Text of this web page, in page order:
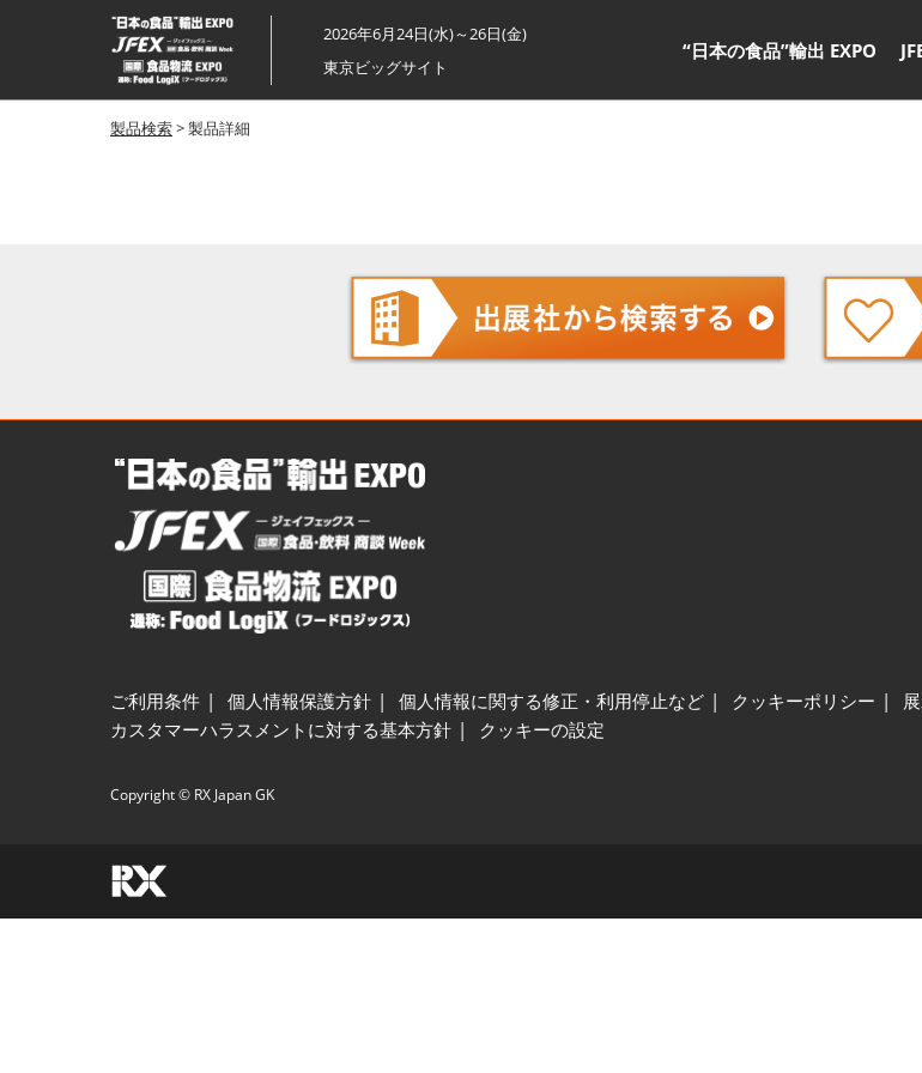
ス
キ
ッ
プ
し
2026年6月24日(水)～26日(金)
東京ビッグサイト
“日本の食品”輸出 EXPO
製品検索> 製品詳細
ご利用条件 個人情報保護方針 個人情報に関する修正・利用停止など クッキーポリシー
カスタマーハラスメントに対する基本方針
クッキーの設定
Copyright © RX Japan GK